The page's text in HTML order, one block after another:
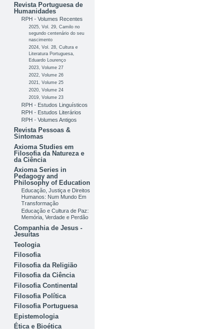
Revista Portuguesa de
Humanidades
RPH - Volumes Recentes
2025, Vol. 29, Camilo no
segundo centenário do seu
nascimento
2024, Vol. 28, Cultura e
Literatura Portuguesa,
Eduardo Lourenço
2023, Volume 27
2022, Volume 26
2021, Volume 25
2020, Volume 24
2019, Volume 23
RPH - Estudos Linguísticos
RPH - Estudos Literários
RPH - Volumes Antigos
Revista Pessoas &
Sintomas
Axioma Studies em
Filosofia da Natureza e
da Ciência
Axioma Series in
Pedagogy and
Philosophy of Education
Educação, Justiça e Direitos
Humanos: Num Mundo Em
Transformação
Educação e Cultura de Paz:
Memória, Verdade e Perdão
Companhia de Jesus -
Jesuítas
Teologia
Filosofia
Filosofia da Religião
Filosofia da Ciência
Filosofia Continental
Filosofia Política
Filosofia Portuguesa
Epistemologia
Ética e Bioética